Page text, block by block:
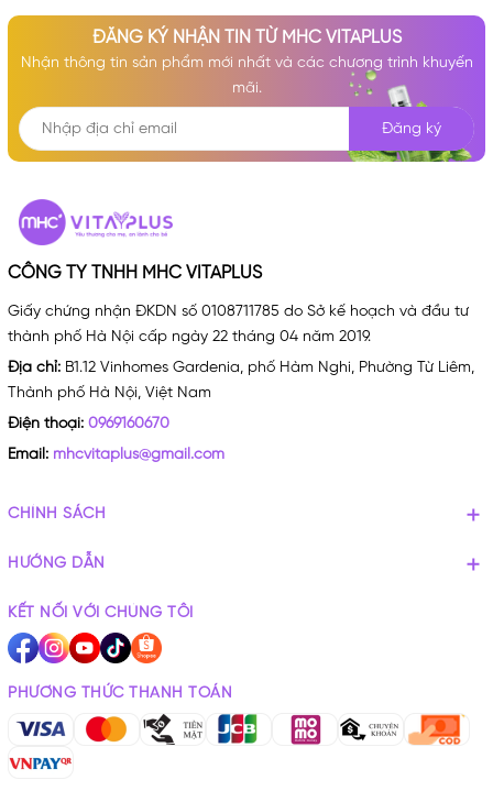
ĐĂNG KÝ NHẬN TIN TỪ MHC VITAPLUS
Nhận thông tin sản phẩm mới nhất và các chương trình khuyến
mãi.
Đăng ký
CÔNG TY TNHH MHC VITAPLUS
Giấy chứng nhận ĐKDN số 0108711785 do Sở kế hoạch và đầu tư
thành phố Hà Nội cấp ngày 22 tháng 04 năm 2019.
Địa chỉ: B1.12 Vinhomes Gardenia, phố Hàm Nghi, Phường Từ Liêm,
Thành phố Hà Nội, Việt Nam
Điện thoại: 0969160670
Email: mhcvitaplus@gmail.com
CHÍNH SÁCH
HƯỚNG DẪN
KẾT NỐI VỚI CHÚNG TÔI
PHƯƠNG THỨC THANH TOÁN